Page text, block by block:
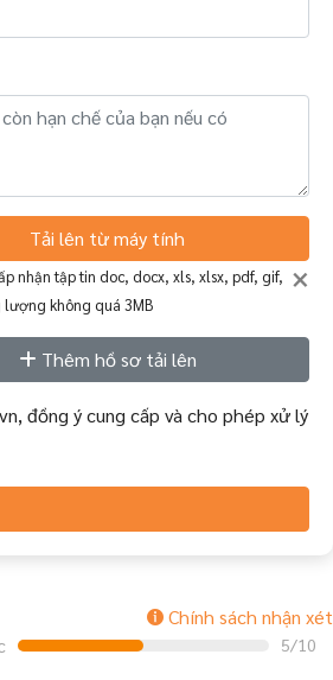
Tải lên từ máy tính
×
nhận tập tin doc, docx, xls, xlsx, pdf, gif,
không quá 3MB
Thêm hồ sơ tải lên
đồng ý cung cấp và cho phép xử lý
Chính sách nhận xét
5/10